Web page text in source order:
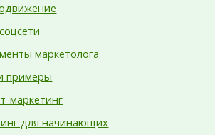
маркетолога
примеры
маркетинг
для начинающих